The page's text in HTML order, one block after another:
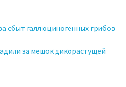
сбыт галлюциногенных грибов
за мешок дикорастущей